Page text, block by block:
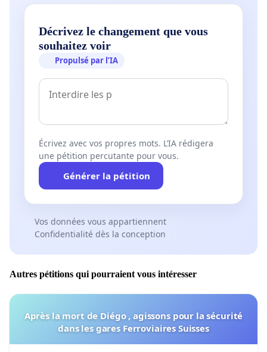
Décrivez le changement que vous
souhaitez voir
Propulsé par l’IA
Écrivez avec vos propres mots. L’IA rédigera
une pétition percutante pour vous.
Générer la pétition
Vos données vous appartiennent
Confidentialité dès la conception
Autres pétitions qui pourraient vous intéresser
Après la mort de Diégo , agissons pour la sécurité
dans les gares Ferroviaires Suisses